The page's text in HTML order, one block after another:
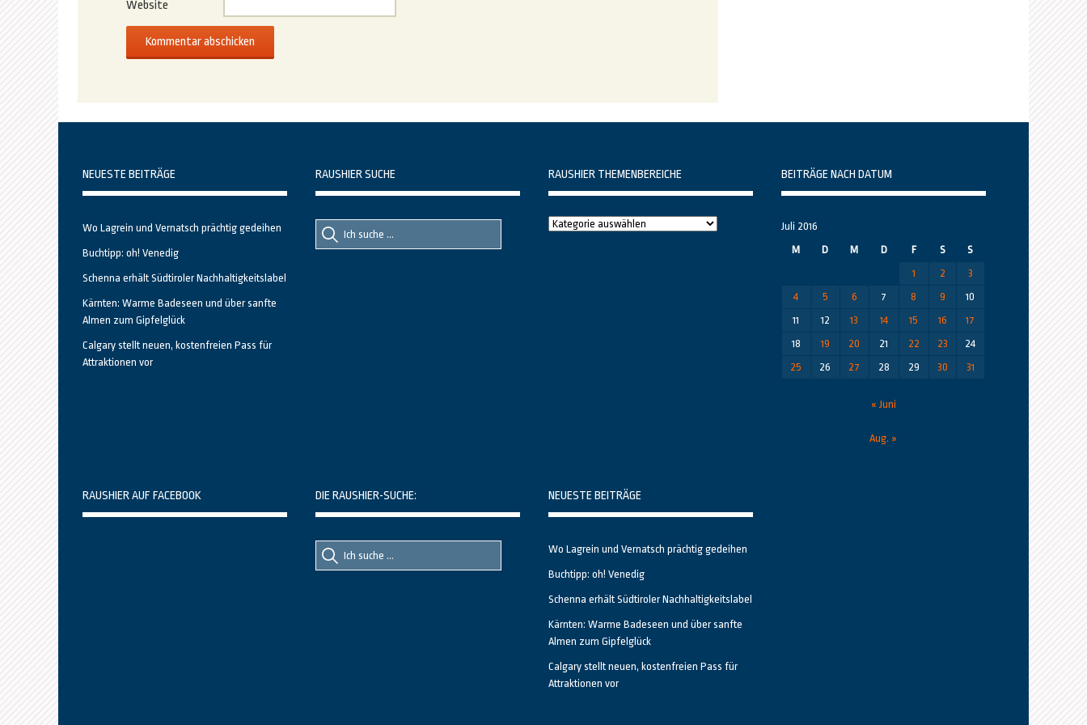
Website
NEUESTE BEITRÄGE
Wo Lagrein und Vernatsch prächtig gedeihen
Buchtipp: oh! Venedig
Schenna erhält Südtiroler Nachhaltigkeitslabel
Kärnten: Warme Badeseen und über sanfte
Almen zum Gipfelglück
Calgary stellt neuen, kostenfreien Pass für
Attraktionen vor
RAUSHIER SUCHE
Suche
nach::
Suche
nach:
RAUSHIER THEMENBEREICHE
Raushier
BEITRÄGE NACH DATUM
Juli 2016
M
D M D F S
S
1
2
3
4
5 6 7 8 9
10
11
12 13 14 15 16
17
18
19 20 21 22 23
24
25
26 27 28 29 30 31
« Juni
Aug. »
RAUSHIER AUF FACEBOOK DIE RAUSHIER-SUCHE:
Suche
nach::
Suche
nach:
NEUESTE BEITRÄGE
Wo Lagrein und Vernatsch prächtig gedeihen
Buchtipp: oh! Venedig
Schenna erhält Südtiroler Nachhaltigkeitslabel
Kärnten: Warme Badeseen und über sanfte
Almen zum Gipfelglück
Calgary stellt neuen, kostenfreien Pass für
Attraktionen vor